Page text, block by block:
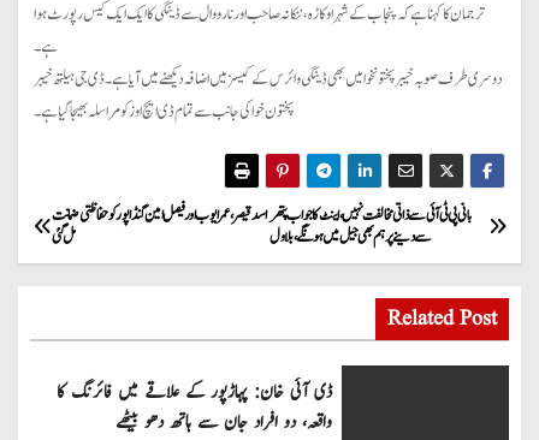
ترجمان کا کہنا ہے کہ پنجاب کے شہر اوکاڑہ، ننکانہ صاحب اور نارووال سے ڈینگی کا ایک ایک کیس رپورٹ ہوا
ہے۔
دوسری طرف صوبہ خیبر پختونخوا میں بھی ڈینگی وائرس کے کیسز میں اضافہ دیکھنے میں آیا ہے۔ ڈی جی ہیلتھ خیبر
پختون خوا کی جانب سے تمام ڈی ایچ اوز کو مراسلہ بھیجا گیا ہے۔
P
o
s
t
اسد قیصر، عمر ایوب اور فیصل امین گنڈا پور کو حفاظتی ضمانت
مل گئی
بانی پی ٹی آئی سے ذاتی مخالفت نہیں ، اینٹ کا جواب پتھر
سے دینے پر ہم بھی جیل میں ہونگے ، بلاول
Related Post
ڈی آئی خان: پہاڑپور کے علاقے میں فائرنگ کا
واقعہ، دو افراد جان سے ہاتھ دھو بیٹھے